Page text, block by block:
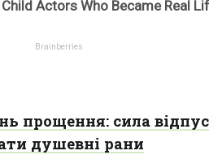
прощення: сила
душевні рани